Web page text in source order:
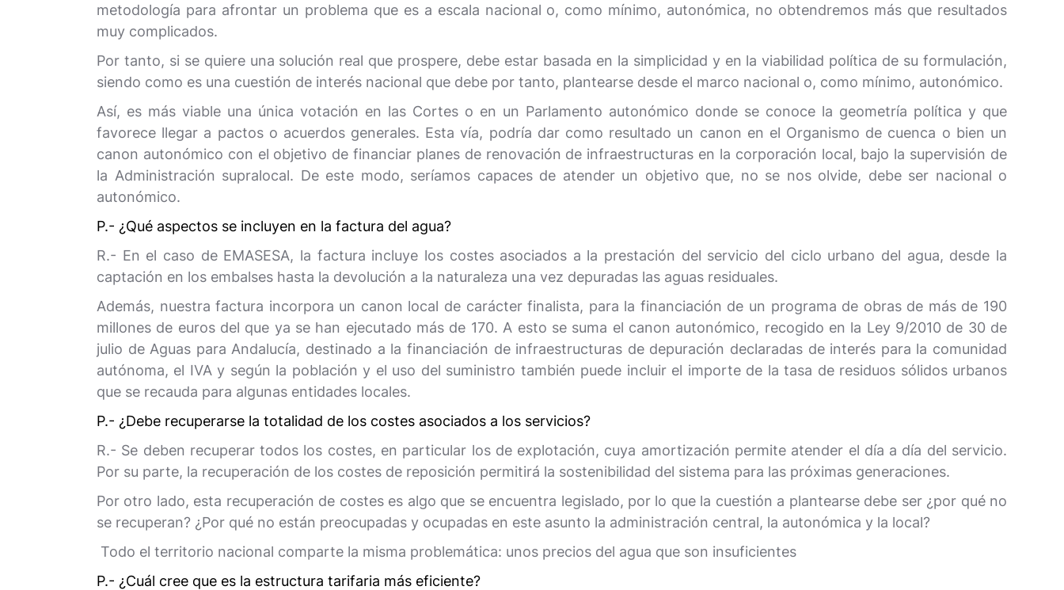
metodología para afrontar un problema que es a escala nacional o, como mínimo, autonómica, no obtendremos más que resultados
muy complicados.
Por tanto, si se quiere una solución real que prospere, debe estar basada en la simplicidad y en la viabilidad política de su formulación,
siendo como es una cuestión de interés nacional que debe por tanto, plantearse desde el marco nacional o, como mínimo, autonómico.
Así, es más viable una única votación en las Cortes o en un Parlamento autonómico donde se conoce la geometría política y que
favorece llegar a pactos o acuerdos generales. Esta vía, podría dar como resultado un canon en el Organismo de cuenca o bien un
canon autonómico con el objetivo de financiar planes de renovación de infraestructuras en la corporación local, bajo la supervisión de
la Administración supralocal. De este modo, seríamos capaces de atender un objetivo que, no se nos olvide, debe ser nacional o
autonómico.
P.- ¿Qué aspectos se incluyen en la factura del agua?
R.- En el caso de EMASESA, la factura incluye los costes asociados a la prestación del servicio del ciclo urbano del agua, desde la
captación en los embalses hasta la devolución a la naturaleza una vez depuradas las aguas residuales.
Además, nuestra factura incorpora un canon local de carácter finalista, para la financiación de un programa de obras de más de 190
millones de euros del que ya se han ejecutado más de 170. A esto se suma el canon autonómico, recogido en la Ley 9/2010 de 30 de
julio de Aguas para Andalucía, destinado a la financiación de infraestructuras de depuración declaradas de interés para la comunidad
autónoma, el IVA y según la población y el uso del suministro también puede incluir el importe de la tasa de residuos sólidos urbanos
que se recauda para algunas entidades locales.
P.- ¿Debe recuperarse la totalidad de los costes asociados a los servicios?
R.- Se deben recuperar todos los costes, en particular los de explotación, cuya amortización permite atender el día a día del servicio.
Por su parte, la recuperación de los costes de reposición permitirá la sostenibilidad del sistema para las próximas generaciones.
Por otro lado, esta recuperación de costes es algo que se encuentra legislado, por lo que la cuestión a plantearse debe ser ¿por qué no
se recuperan? ¿Por qué no están preocupadas y ocupadas en este asunto la administración central, la autonómica y la local?
Todo el territorio nacional comparte la misma problemática: unos precios del agua que son insuficientes
P.- ¿Cuál cree que es la estructura tarifaria más eficiente?